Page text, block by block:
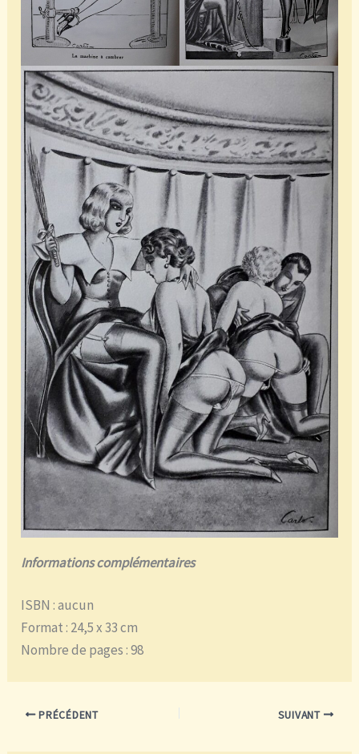
Informations complémentaires
ISBN : aucun
Format : 24,5 x 33 cm
Nombre de pages : 98
PRÉCÉDENT SUIVANT